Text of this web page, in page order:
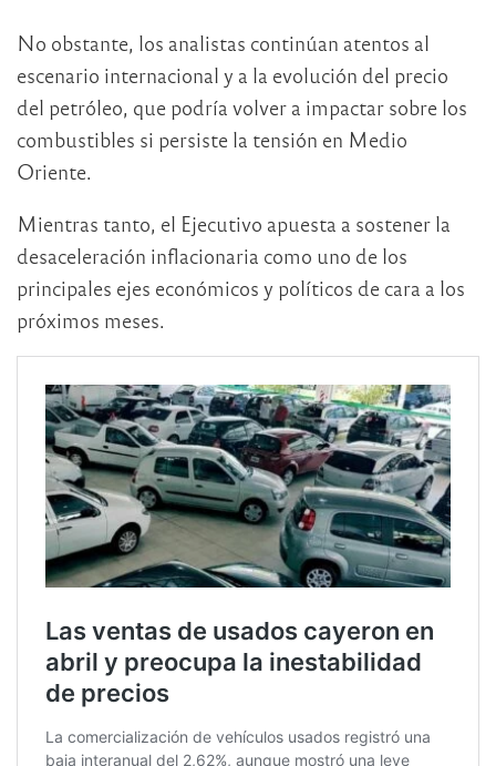
No obstante, los analistas continúan atentos al
escenario internacional y a la evolución del precio
del petróleo, que podría volver a impactar sobre los
combustibles si persiste la tensión en Medio
Oriente.
Mientras tanto, el Ejecutivo apuesta a sostener la
desaceleración inflacionaria como uno de los
principales ejes económicos y políticos de cara a los
próximos meses.